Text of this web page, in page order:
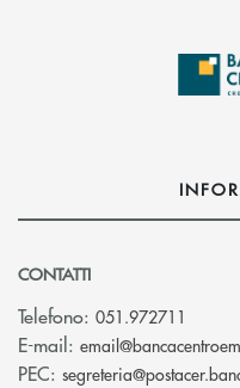
CONTATTI
Telefono: 051.972711
E-mail:
PEC: